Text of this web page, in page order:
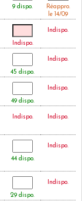
9 dispo.
Réappro.
le 14/09
Indispo.
Indispo.
45 dispo.
Indispo.
49 dispo.
Indispo.
Indispo. Indispo.
44 dispo.
Indispo.
29 dispo.
Indispo.